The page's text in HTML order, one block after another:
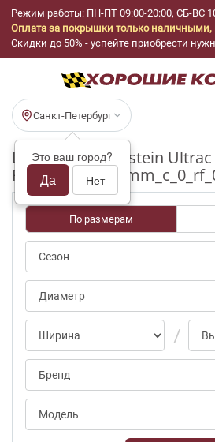
Режим работы: ПН-ПТ 09:00-20:00, СБ-ВС
Оплата за покрышки только наличными,
Скидки до 50% - успейте приобрести
Санкт-Петербург
Это ваш город?
Да Нет
Шины бу Vredestein Ultrac
R20_265_35_5-
По размерам